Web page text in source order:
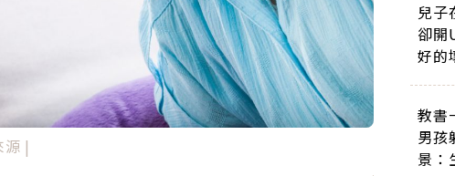
源 |
兒子
卻開
好的
教書
男孩
景：